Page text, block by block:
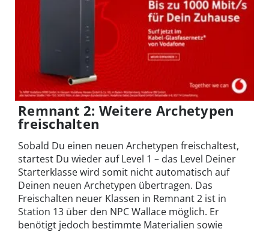
Remnant 2: Weitere Archetypen
freischalten
Sobald Du einen neuen Archetypen freischaltest,
startest Du wieder auf Level 1 – das Level Deiner
Starterklasse wird somit nicht automatisch auf
Deinen neuen Archetypen übertragen. Das
Freischalten neuer Klassen in Remnant 2 ist in
Station 13 über den NPC Wallace möglich. Er
benötigt jedoch bestimmte Materialien sowie